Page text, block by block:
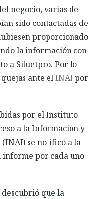
negocio, varias de
sido contactadas de
proporcionado
la información con
a Siluetpro. Por lo
ante elINAI por
por el Instituto
a la Información y
(INAI) se notificó a la
informe por cada uno
que la